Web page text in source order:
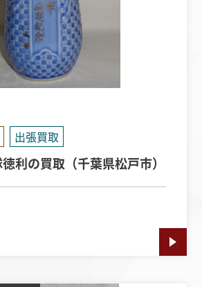
出張買取
利の買取（千葉県松戸市）